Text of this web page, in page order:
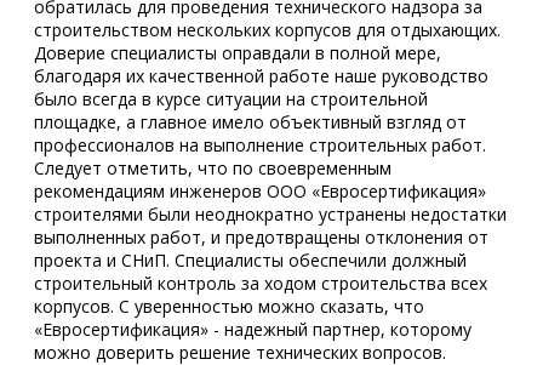
обратилась для проведения технического надзора за
строительством нескольких корпусов для отдыхающих.
Доверие специалисты оправдали в полной мере,
благодаря их качественной работе наше руководство
было всегда в курсе ситуации на строительной
площадке, а главное имело объективный взгляд от
профессионалов на выполнение строительных работ.
Следует отметить, что по своевременным
рекомендациям инженеров ООО «Евросертификация»
строителями были неоднократно устранены недостатки
выполненных работ, и предотвращены отклонения от
проекта и СНиП. Специалисты обеспечили должный
строительный контроль за ходом строительства всех
корпусов. С уверенностью можно сказать, что
«Евросертификация» - надежный партнер, которому
можно доверить решение технических вопросов.